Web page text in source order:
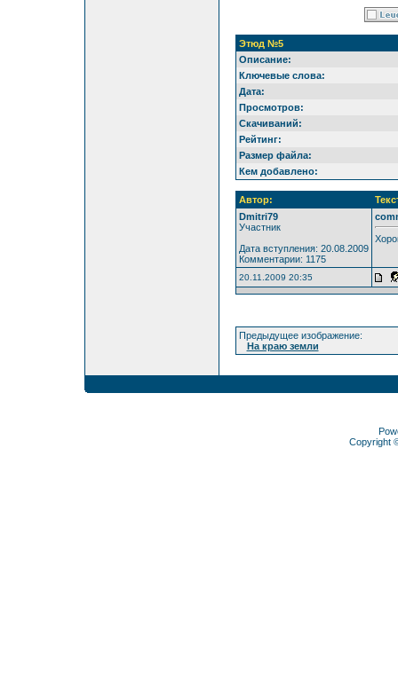
Этюд №5
Описание:
Ключевые слова:
Дата:
Просмотров:
Скачиваний:
Рейтинг:
Размер файла:
Кем добавлено:
Автор:
Dmitri79
Участник
Дата вступления: 20.08.2009
Комментарии: 1175
20.11.2009 20:35
Предыдущее изображение:
На краю земли
Copyright